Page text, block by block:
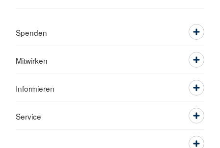
Spenden
Mitwirken
Informieren
Service